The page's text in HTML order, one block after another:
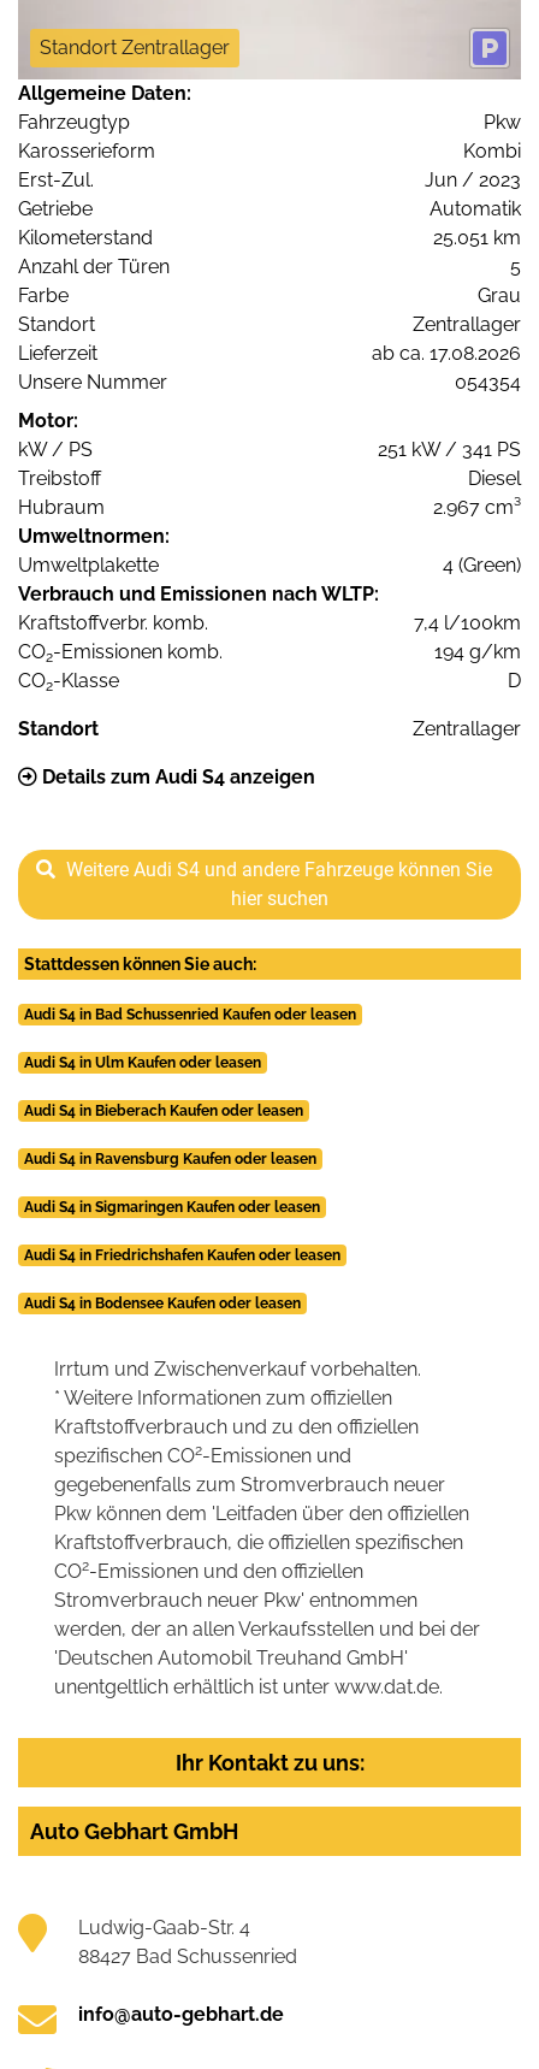
Standort Zentrallager
Allgemeine Daten:
Fahrzeugtyp
Pkw
Karosserieform
Kombi
Erst-Zul.
Jun / 2023
Getriebe
Automatik
Kilometerstand
25.051 km
Anzahl der Türen
5
Farbe
Grau
Standort
Zentrallager
Lieferzeit
ab ca. 17.08.2026
Unsere Nummer
054354
Motor:
kW / PS
251 kW / 341 PS
Treibstoff
Diesel
Hubraum
2.967 cm³
Umweltnormen:
Umweltplakette
4 (Green)
Verbrauch und Emissionen nach WLTP:
Kraftstoffverbr. komb.
7,4 l/100km
CO2-Emissionen komb.
194 g/km
CO2-Klasse D
Standort Zentrallager
Details zum Audi S4 anzeigen
Weitere Audi S4 und andere Fahrzeuge können Sie
hier suchen
Stattdessen können Sie auch:
Audi S4 in Bad Schussenried Kaufen oder leasen
Audi S4 in Ulm Kaufen oder leasen
Audi S4 in Bieberach Kaufen oder leasen
Audi S4 in Ravensburg Kaufen oder leasen
Audi S4 in Sigmaringen Kaufen oder leasen
Audi S4 in Friedrichshafen Kaufen oder leasen
Audi S4 in Bodensee Kaufen oder leasen
Irrtum und Zwischenverkauf vorbehalten.
* Weitere Informationen zum offiziellen
Kraftstoffverbrauch und zu den offiziellen
spezifischen CO2-Emissionen und
gegebenenfalls zum Stromverbrauch neuer
Pkw können dem 'Leitfaden über den offiziellen
Kraftstoffverbrauch, die offiziellen spezifischen
CO2-Emissionen und den offiziellen
Stromverbrauch neuer Pkw' entnommen
werden, der an allen Verkaufsstellen und bei der
'Deutschen Automobil Treuhand GmbH'
unentgeltlich erhältlich ist unter www.dat.de.
Ihr Kontakt zu uns:
Auto Gebhart GmbH
Ludwig-Gaab-Str. 4
88427 Bad Schussenried
info@auto-gebhart.de